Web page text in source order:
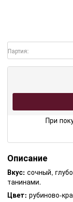
Партия:
При
Описание
Вкус: сочный,
танинами.
Цвет: рубиново-